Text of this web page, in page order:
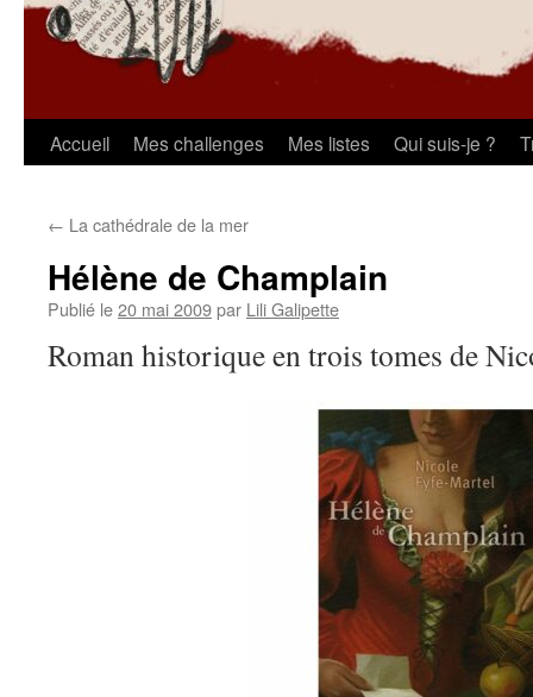
Aller
contenu
Accueil Mes challenges Mes listes Qui suis-je ?
← La cathédrale de la mer
Hélène de Champlain
Publié le20 mai 2009par Lili Galipette
Roman historique en trois tomes de